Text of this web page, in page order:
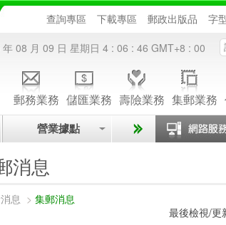
查詢專區 下載專區 郵政出版品 字
年 08 月 09 日 星期日 4 : 06 : 46 GMT+8 : 00
郵務業務 儲匯業務 壽險業務 集郵業務
營業據點
消息
息 > 集郵消息
最後檢視/更